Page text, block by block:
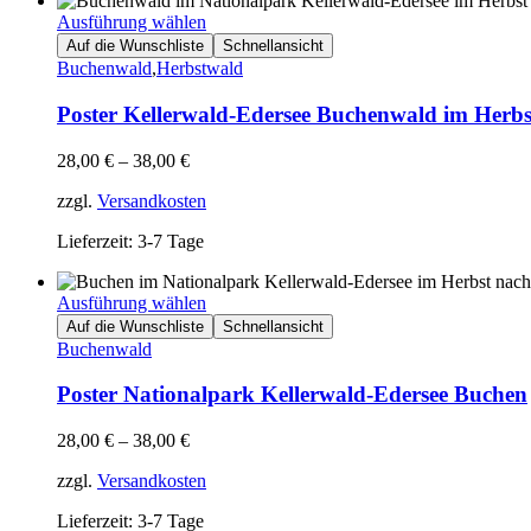
Ausführung wählen
Auf die Wunschliste Schnellansicht
Buchenwald,Herbstwald
Poster Kellerwald-Edersee Buchenwald im
28,00 € – 38,00 €
zzgl. Versandkosten
Lieferzeit: 3-7 Tage
Ausführung wählen
Auf die Wunschliste Schnellansicht
Buchenwald
Poster Nationalpark Kellerwald-Edersee Buchen
28,00 € – 38,00 €
zzgl. Versandkosten
Lieferzeit: 3-7 Tage